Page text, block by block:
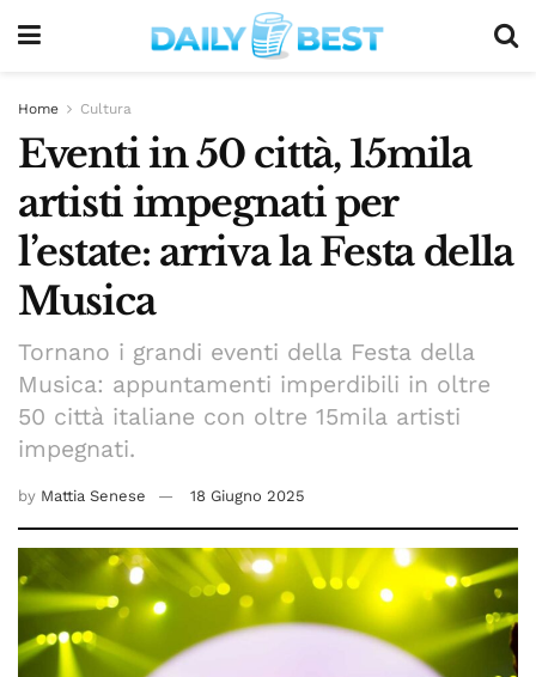
Home Cultura
Eventi in 50 città, 15mila
artisti impegnati per
l’estate: arriva la Festa della
Musica
Tornano i grandi eventi della Festa della
Musica: appuntamenti imperdibili in oltre
50 città italiane con oltre 15mila artisti
impegnati.
by Mattia Senese 18 Giugno 2025